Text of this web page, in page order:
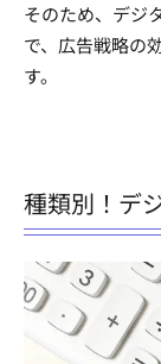
そのため、デジ
で、広告戦略の
す。
種類別！デ